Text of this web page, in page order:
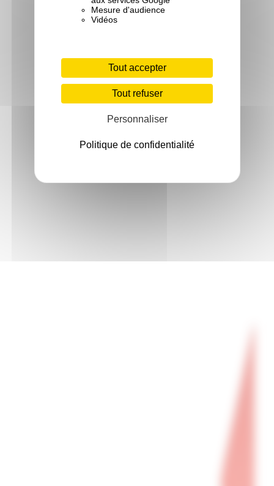
Mesure d'audience
Vidéos
Tout accepter
Tout refuser
Personnaliser
Politique de confidentialité